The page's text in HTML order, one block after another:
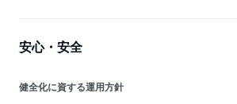
安心・安全
健全化に資する運用方針